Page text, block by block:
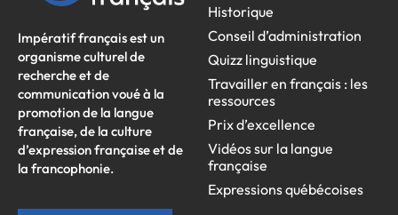
Impératif français est un
organisme culturel de
recherche et de
communication voué à la
promotion de la langue
française, de la culture
d’expression française et de
la francophonie.
Historique
Conseil d’administration
Quizz linguistique
Travailler en français : les
ressources
Prix d’excellence
Vidéos sur la langue
française
Expressions québécoises